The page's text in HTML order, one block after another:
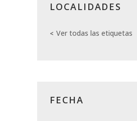
LOCALIDADES
Ver todas las etiquetas
FECHA